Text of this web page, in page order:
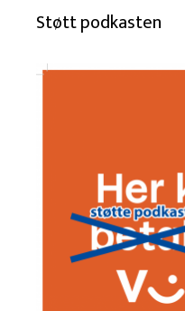
Støtt podkasten